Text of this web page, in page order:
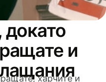
докато
и
харчите и